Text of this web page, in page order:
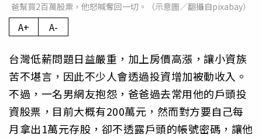
爸幫買2百萬股票，他怒喊奪回一切。（示意圖／翻攝自pixabay）
A+ A-
台灣低薪問題日益嚴重，加上房價高漲，讓小資族
苦不堪言，因此不少人會透過投資增加被動收入。
不過，一名男網友抱怨，爸爸過去常用他的戶頭投
資股票，目前大概有200萬元，然而對方要自己每
月拿出1萬元存股，卻不透露戶頭的帳號密碼，讓他